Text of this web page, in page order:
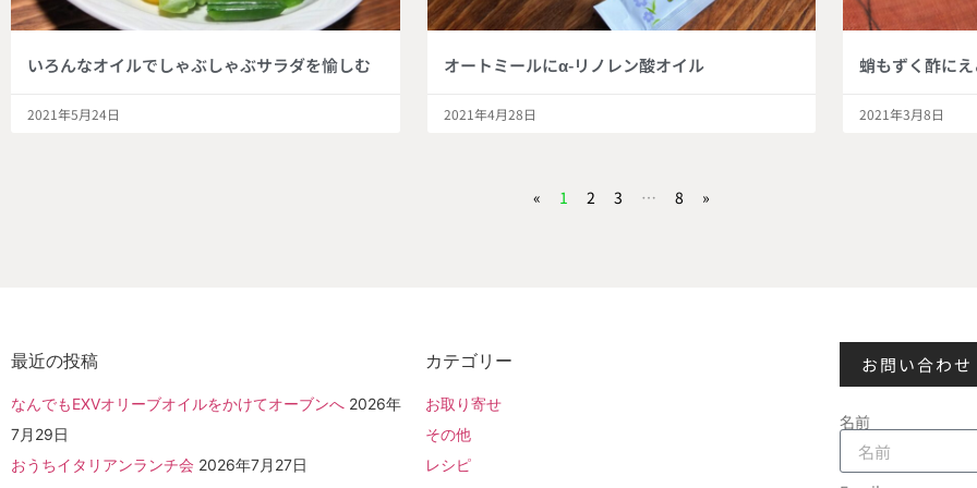
いろんなオイルでしゃぶしゃぶサラダを愉しむ
2021年5月24日
オートミールにα-リノレン酸オイル
2021年4月28日
蛸もずく酢に
2021年3月8日
« 1 2 3 … 8 »
最近の投稿
なんでもEXVオリーブオイルをかけてオーブンへ 2026年
7月29日
おうちイタリアンランチ会 2026年7月27日
カテゴリー
お取り寄せ
その他
レシピ
お問い合わせ
名前